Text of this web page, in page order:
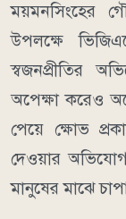
ময়মনসিংহের
উপলক্ষে
স্বজনপ্রীতির
অপেক্ষা করেও
পেয়ে ক্ষোভ
দেওয়ার
মানুষের মাঝে